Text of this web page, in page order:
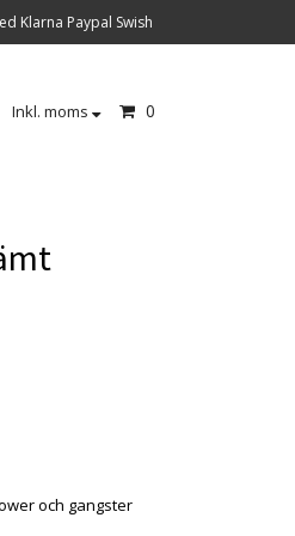
Klarna Paypal Swish
Inkl. moms 0
och gangster